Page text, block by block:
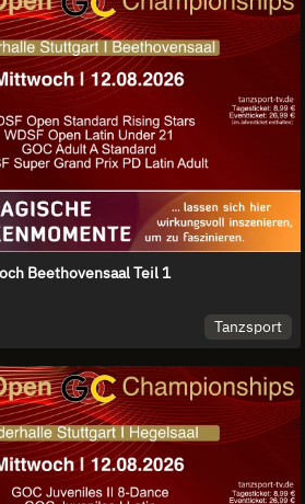
Beethovensaal Teil 1
Tanzsport